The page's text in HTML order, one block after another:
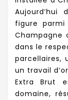
Aujourd’hui
figure parmi
Champagne
dans le
parcellaires,
un travail
Extra Brut
domaine,